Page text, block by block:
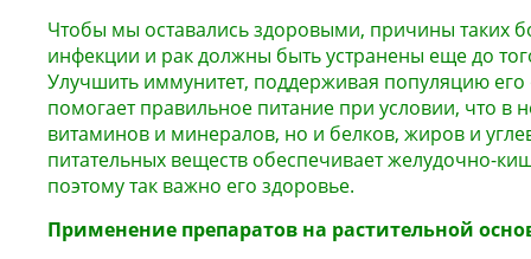
Чтобы мы оставались здоровыми, причины таких
инфекции и рак должны быть устранены еще до
Улучшить иммунитет, поддерживая популяцию его
помогает правильное питание при условии, что в
витаминов и минералов, но и белков, жиров и
питательных веществ обеспечивает желудочно-
поэтому так важно его здоровье.
Применение препаратов на растительной